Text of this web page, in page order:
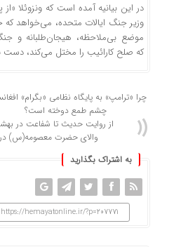
در این بیانیه آمده است که ونزوئلا
وزیر جنگ ایالات متحده، می‌خواهد که
موضع بی‌ملاحظه، هیجان‌طلبانه و
که صلح کارائیب را مختل می‌کند، دست
چرا «ترامپ» به پایگاه نظامی «بگرام»
چشم طمع دوخته‌ است؟
از روایت حدیث تا شفاعت در
والای حضرت معصومه(س) در
به اشتراک بگذارید
https://hemayatonline.ir/?p=207771